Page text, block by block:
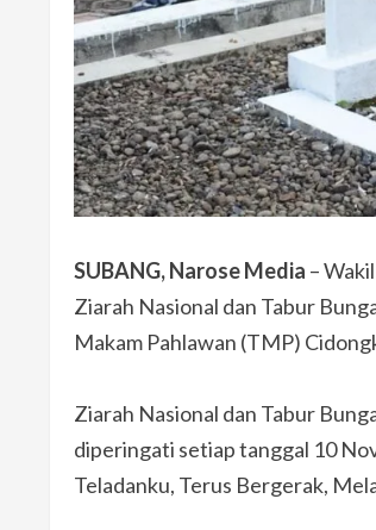
SUBANG, Narose Media –
Ziarah Nasional dan Tabur
Makam Pahlawan (TMP)
Ziarah Nasional dan Tabur
diperingati setiap tanggal 10
Teladanku, Terus Bergerak,